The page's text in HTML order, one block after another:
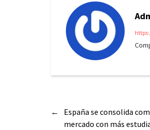
←
España se consolida
mercado con más